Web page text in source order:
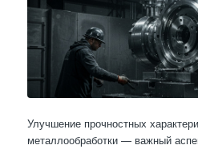
Улучшение прочностных
металлообработки — важный